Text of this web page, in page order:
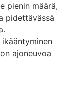
pienin määrä,
pidettävässä
ajoneuvoa